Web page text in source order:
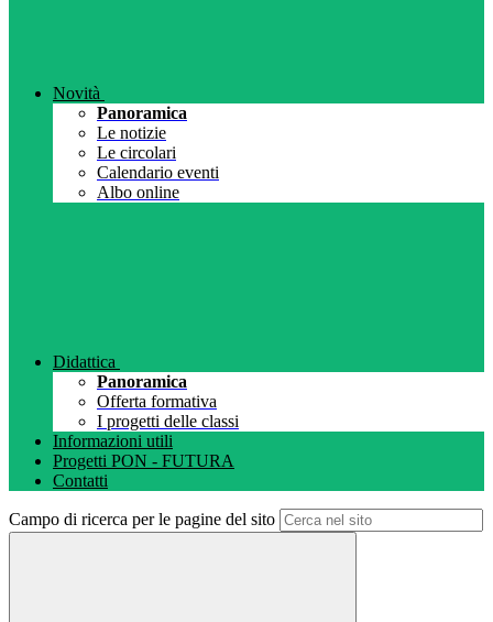
Novità
Panoramica
Le notizie
Le circolari
Calendario eventi
Albo online
Didattica
Panoramica
Offerta formativa
I progetti delle classi
Informazioni utili
Progetti PON - FUTURA
Contatti
Campo di ricerca per le pagine del sito